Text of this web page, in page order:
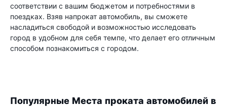
соответствии с вашим бюджетом и потребностями в
поездках. Взяв напрокат автомобиль, вы сможете
насладиться свободой и возможностью исследовать
город в удобном для себя темпе, что делает его отличным
способом познакомиться с городом.
Популярные Места проката автомобилей в